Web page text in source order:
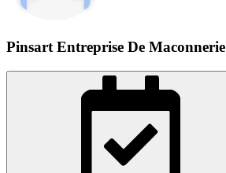
Pinsart Entreprise De Maconnerie